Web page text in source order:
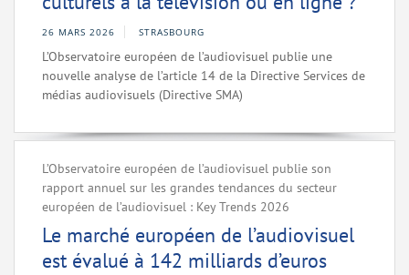
26 MARS 2026 STRASBOURG
L’Observatoire européen de l’audiovisuel publie une
nouvelle analyse de l’article 14 de la Directive Services de
médias audiovisuels (Directive SMA)
L’Observatoire européen de l’audiovisuel publie son
rapport annuel sur les grandes tendances du secteur
européen de l’audiovisuel : Key Trends 2026
Le marché européen de l’audiovisuel
est évalué à 142 milliards d’euros